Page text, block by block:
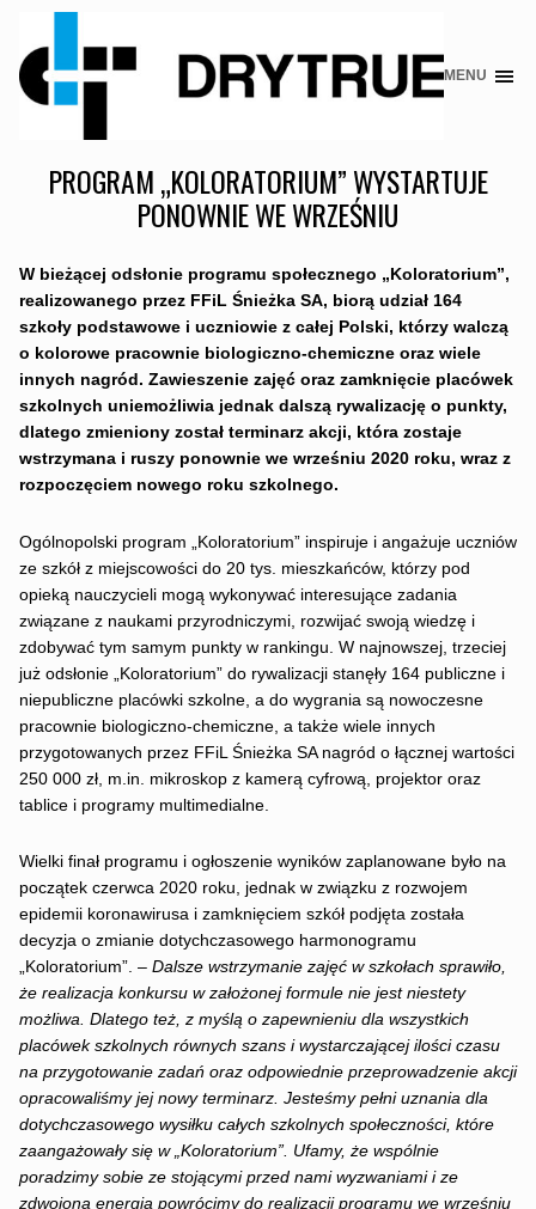
Skip
MENU
PROGRAM „KOLORATORIUM” WYSTARTUJE
PONOWNIE WE WRZEŚNIU
W bieżącej odsłonie programu społecznego „Koloratorium”,
realizowanego przez FFiL Śnieżka SA, biorą udział 164
szkoły podstawowe i uczniowie z całej Polski, którzy walczą
o kolorowe pracownie biologiczno-chemiczne oraz wiele
innych nagród. Zawieszenie zajęć oraz zamknięcie placówek
szkolnych uniemożliwia jednak dalszą rywalizację o punkty,
dlatego zmieniony został terminarz akcji, która zostaje
wstrzymana i ruszy ponownie we wrześniu 2020 roku, wraz z
rozpoczęciem nowego roku szkolnego.
Ogólnopolski program „Koloratorium” inspiruje i angażuje uczniów
ze szkół z miejscowości do 20 tys. mieszkańców, którzy pod
opieką nauczycieli mogą wykonywać interesujące zadania
związane z naukami przyrodniczymi, rozwijać swoją wiedzę i
zdobywać tym samym punkty w rankingu. W najnowszej, trzeciej
już odsłonie „Koloratorium” do rywalizacji stanęły 164 publiczne i
niepubliczne placówki szkolne, a do wygrania są nowoczesne
pracownie biologiczno-chemiczne, a także wiele innych
przygotowanych przez FFiL Śnieżka SA nagród o łącznej wartości
250 000 zł, m.in. mikroskop z kamerą cyfrową, projektor oraz
tablice i programy multimedialne.
Wielki finał programu i ogłoszenie wyników zaplanowane było na
początek czerwca 2020 roku, jednak w związku z rozwojem
epidemii koronawirusa i zamknięciem szkół podjęta została
decyzja o zmianie dotychczasowego harmonogramu
„Koloratorium”. –Dalsze wstrzymanie zajęć w szkołach sprawiło,
że realizacja konkursu w założonej formule nie jest niestety
możliwa. Dlatego też, z myślą o zapewnieniu dla wszystkich
placówek szkolnych równych szans i wystarczającej ilości czasu
na przygotowanie zadań oraz odpowiednie przeprowadzenie akcji
opracowaliśmy jej nowy terminarz. Jesteśmy pełni uznania dla
dotychczasowego wysiłku całych szkolnych społeczności, które
zaangażowały się w „Koloratorium”. Ufamy, że wspólnie
poradzimy sobie ze stojącymi przed nami wyzwaniami i ze
zdwojoną energią powrócimy do realizacji programu we wrześniu